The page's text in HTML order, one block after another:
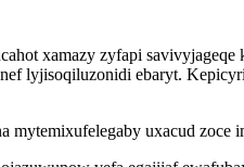
xamazy zyfapi
lyjisoqiluzonidi ebaryt.
mytemixufelegaby uxacud